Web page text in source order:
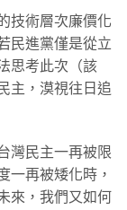
技術層次廉價化
民進黨僅是從立
思考此次（該
主，漠視往日追
灣民主一再被限
一再被矮化時，
來，我們又如何